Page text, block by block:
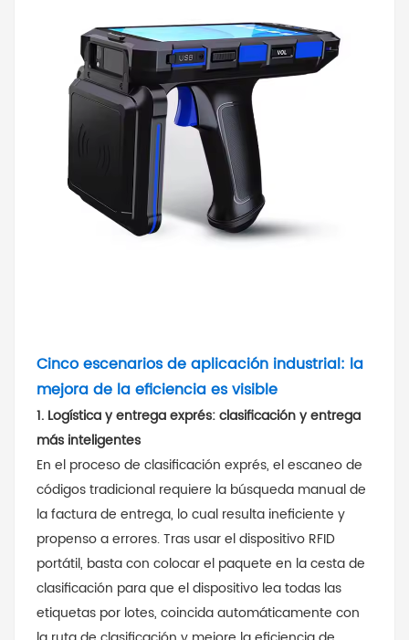
Cinco escenarios de aplicación industrial: la
mejora de la eficiencia es visible
1. Logística y entrega exprés: clasificación y entrega
más inteligentes
En el proceso de clasificación exprés, el escaneo de
códigos tradicional requiere la búsqueda manual de
la factura de entrega, lo cual resulta ineficiente y
propenso a errores. Tras usar el dispositivo RFID
portátil, basta con colocar el paquete en la cesta de
clasificación para que el dispositivo lea todas las
etiquetas por lotes, coincida automáticamente con